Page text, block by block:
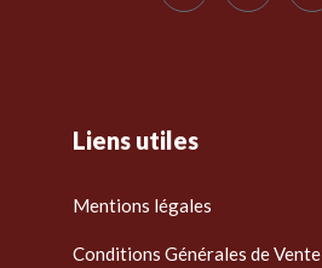
Liens utiles
Mentions légales
Conditions Générales de Vente